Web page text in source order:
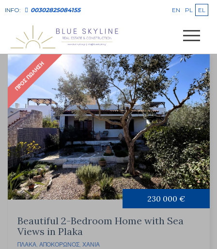
INFO: 00302825084155 EN PL EL
ΠΡΟΣ ΠΏΛΗΣΗ
230 000 €
Beautiful 2-Bedroom Home with Sea
Views in Plaka
ΠΛΆΚΑ, ΑΠΟΚΌΡΩΝΟΣ, ΧΑΝΙΆ